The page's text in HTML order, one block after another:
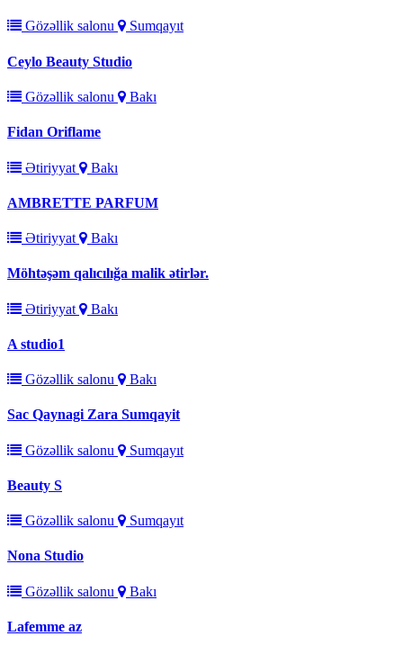
Gözəllik salonu Sumqayıt
Ceylo Beauty Studio
Gözəllik salonu Bakı
Fidan Oriflame
Ətiriyyat Bakı
AMBRETTE PARFUM
Ətiriyyat Bakı
Möhtəşəm qalıcılığa malik ətirlər.
Ətiriyyat Bakı
A studio1
Gözəllik salonu Bakı
Sac Qaynagi Zara Sumqayit
Gözəllik salonu Sumqayıt
Beauty S
Gözəllik salonu Sumqayıt
Nona Studio
Gözəllik salonu Bakı
Lafemme az